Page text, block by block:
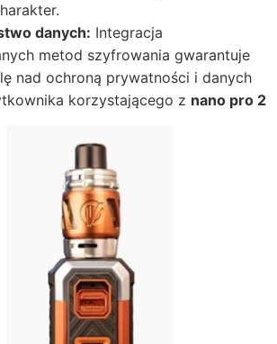
danych: Integracja
metod szyfrowania gwarantuje
nad ochroną prywatności i danych
korzystającego z nano pro 2